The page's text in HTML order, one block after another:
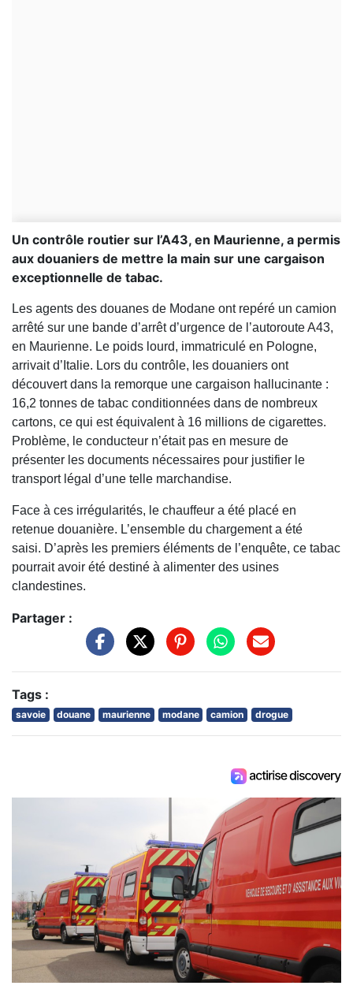
Un contrôle routier sur l’A43, en Maurienne, a permis
aux douaniers de mettre la main sur une cargaison
exceptionnelle de tabac.
Les agents des douanes de Modane ont repéré un camion
arrêté sur une bande d’arrêt d’urgence de l’autoroute A43,
en Maurienne. Le poids lourd, immatriculé en Pologne,
arrivait d’Italie. Lors du contrôle, les douaniers ont
découvert dans la remorque une cargaison hallucinante :
16,2 tonnes de tabac conditionnées dans de nombreux
cartons, ce qui est équivalent à 16 millions de cigarettes.
Problème, le conducteur n’était pas en mesure de
présenter les documents nécessaires pour justifier le
transport légal d’une telle marchandise.
Face à ces irrégularités, le chauffeur a été placé en
retenue douanière. L’ensemble du chargement a été
saisi. D’après les premiers éléments de l’enquête, ce tabac
pourrait avoir été destiné à alimenter des usines
clandestines.
Partager :
Tags :
savoie douane maurienne modane camion drogue